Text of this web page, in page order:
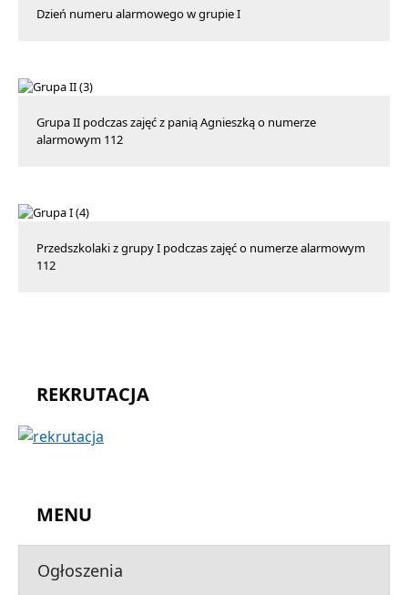
REKRUTACJA
MENU
Ogłoszenia
Dzień numeru alarmowego w grupie I
Grupa II podczas zajęć z panią Agnieszką o numerze
alarmowym 112
Przedszkolaki z grupy I podczas zajęć o numerze alarmowym
112